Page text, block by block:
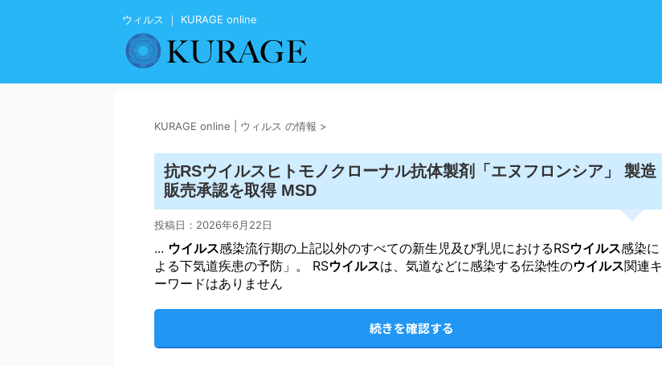
ウィルス ｜ KURAGE online
KURAGE online | ウィルス の情報 >
抗RSウイルス ヒトモノクローナル抗体製剤「エヌフロンシア」 製造
販売承認を取得 MSD
投稿日： 2026年6月22日
... ウイルス感染流行期の上記以外のすべての新生児及び乳児におけるRSウイルス感染に
よる下気道疾患の予防」。 RSウイルスは、気道などに感染する伝染性のウイルス関連キ
ーワードはありません
続きを確認する